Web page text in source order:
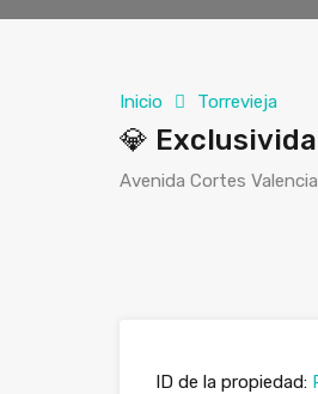
Inicio Torrevieja
💎
Avenida Cortes
ID de la propiedad: